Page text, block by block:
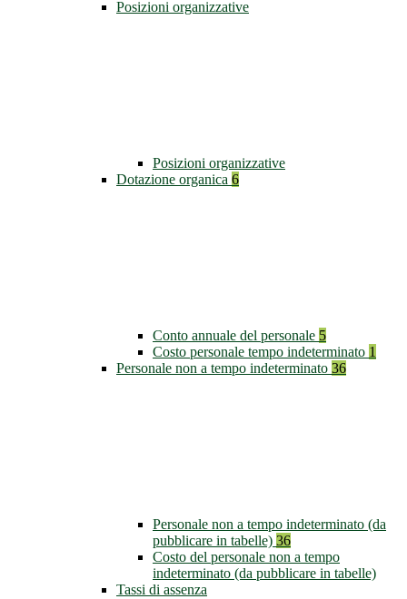
Posizioni organizzative
Posizioni organizzative
Dotazione organica 6
Conto annuale del personale 5
Costo personale tempo indeterminato 1
Personale non a tempo indeterminato 36
Personale non a tempo indeterminato (da
pubblicare in tabelle) 36
Costo del personale non a tempo
indeterminato (da pubblicare in tabelle)
Tassi di assenza